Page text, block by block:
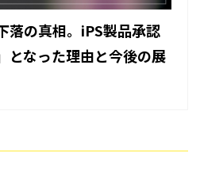
落の真相。iPS製品承認
となった理由と今後の展